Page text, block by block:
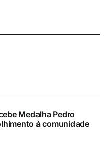
Medalha Pedro
à comunidade